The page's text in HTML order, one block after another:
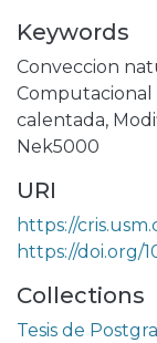
Keywords
Conveccion
Computacional
calentada,
Nek5000
URI
https://
https://doi.org/
Collections
Tesis de